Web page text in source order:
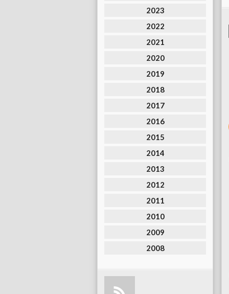
2023
2022
2021
2020
2019
2018
2017
2016
2015
2014
2013
2012
2011
2010
2009
2008